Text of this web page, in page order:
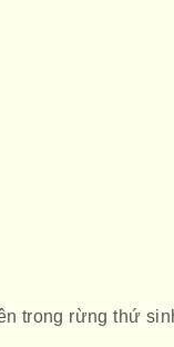
trong rừng thứ